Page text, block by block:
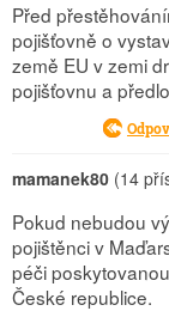
Před
pojišťovně o
země EU v zemi
pojišťovnu a
mamanek80 (14
Pokud nebudou
pojištěnci v
péči
České republice.